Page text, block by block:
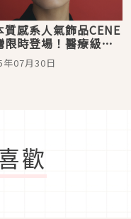
質感系人氣飾品CENE
限時登場！醫療級不
材打造敏感肌也能輕
美麗心機
年07月30日
歡